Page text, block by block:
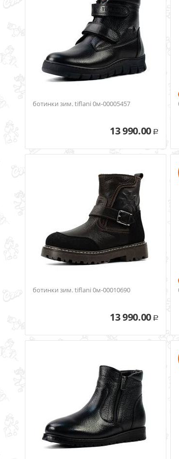
ботинки зим. tiflani 0м-00005457
13 990.00 Р
ботинки зим. tiflani 0м-00010690
13 990.00 Р